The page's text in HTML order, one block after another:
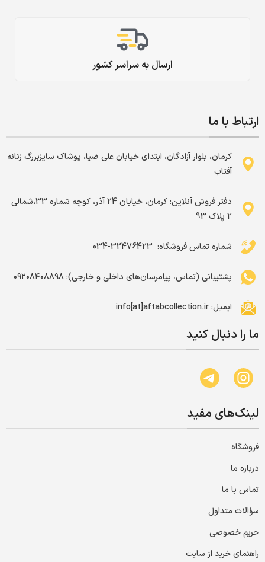
ارسال به سراسر کشور
ارتباط با ما
کرمان، بلوار آزادگان، ابتدای خیابان علی ضیا، پوشاک سایزبزرگ زنانه
آفتاب
دفتر فروش آنلاین: کرمان، خیابان 24 آذر، کوچه شماره 33،شمالی
2 پلاک 93
شماره تماس فروشگاه: ‌ 32476423-034
پشتیبانی (تماس، پیامرسان‌های داخلی و خارجی): ۰۹۲۰۸۴۰۸۸۹۸
ایمیل: info[at]aftabcollection.ir
ما را دنبال کنید
لینک‌های مفید
فروشگاه
درباره ما
تماس با ما
سؤالات متداول
حریم خصوصی
راهنمای خرید از سایت